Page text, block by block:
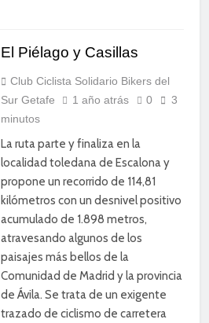
El Piélago y Casillas
Club Ciclista Solidario Bikers del
Sur Getafe
1 año atrás 0
3
minutos
La ruta parte y finaliza en la
localidad toledana de Escalona y
propone un recorrido de 114,81
kilómetros con un desnivel positivo
acumulado de 1.898 metros,
atravesando algunos de los
paisajes más bellos de la
Comunidad de Madrid y la provincia
de Ávila. Se trata de un exigente
trazado de ciclismo de carretera